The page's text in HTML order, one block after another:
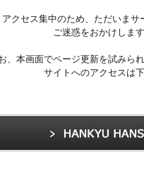
アクセス集中のため、ただいまサ
ご迷惑をおかけしま
、本画面でページ更新を試みら
サイトへのアクセスは